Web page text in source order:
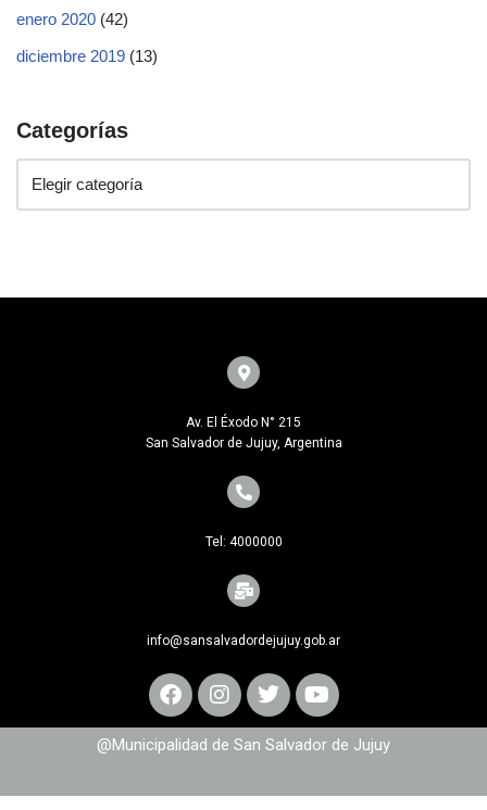
enero 2020 (42)
diciembre 2019 (13)
Categorías
Av. El Éxodo N° 215
San Salvador de Jujuy, Argentina
Tel: 4000000
info@sansalvadordejujuy.gob.ar
@Municipalidad de San Salvador de Jujuy